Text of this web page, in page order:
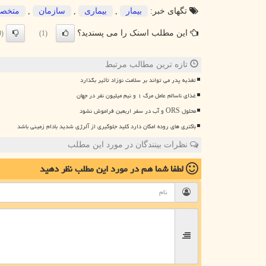
تگهای خبر: بیمار بیماری سازمان
این مطلب اسنک را می پسندید؟ (1)
(0)
تازه ترین مطالب مرتبط
تغذیه پدر می تواند بر سلامت نوزاد تأثیر بگذارد
غذای ناسالم عامل مرگ ۱ و نیم میلیون نفر در جهان
محلول ORS و آب در سفر اربعین فراموش نشود
باکتری های روده امکان دارد کلید جلوگیری از آلرژی شدید بادام زمینی باشد
نظرات بینندگان در مورد این مطلب
لطفا شما همدر مورد این مطلبنظر دهید